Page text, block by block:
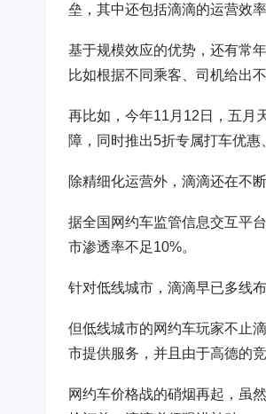
垒，其中还包括滴滴的运营效
基于规模效应的优势，还有常
比如根据不同乘客、司机给出
再比如，今年11月12日，五月
障，同时推出5折专属打车优惠
除精细化运营外，滴滴还在不
据全国网约车监管信息交互平
市渗透率不足10%。
针对低线城市，滴滴早已多线
但低线城市的网约车玩家不止
市提供服务，并且由于高德的
网约车价格战的硝烟再起，虽